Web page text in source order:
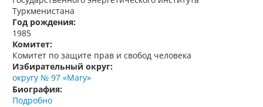
Туркменистана
Год рождения:
1985
Комитет:
Комитет по защите прав и свобод человека
Избирательный округ:
округу № 97 «Mary»
Биография:
Подробно